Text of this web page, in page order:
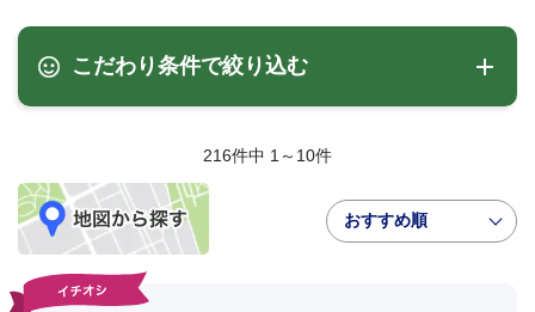
こだわり条件で絞り込む
216件中 1～10件
おすすめ順